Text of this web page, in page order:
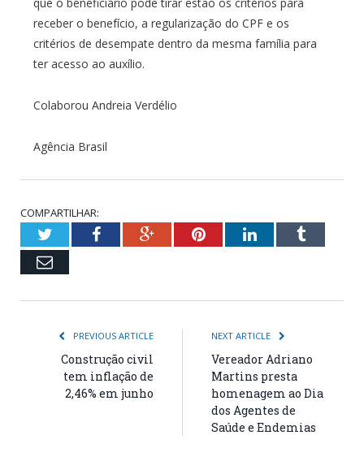
receber o benefício, a regularização do CPF e os
critérios de desempate dentro da mesma família para
ter acesso ao auxílio.
Colaborou Andreia Verdélio
Agência Brasil
COMPARTILHAR:
TwitterFacebookGoogle+PinterestLinkedInTumblr
Email
PREVIOUS ARTICLE
Construção civil
tem inflação de
2,46% em junho
NEXT ARTICLE
Vereador Adriano
Martins presta
homenagem ao Dia
dos Agentes de
Saúde e Endemias